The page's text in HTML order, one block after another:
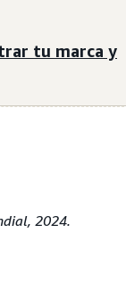
tu marca y
2024.